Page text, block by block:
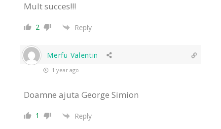
Mult succes!!!
2 Reply
Merfu Valentin
1 year ago
Doamne ajuta George Simion
1 Reply